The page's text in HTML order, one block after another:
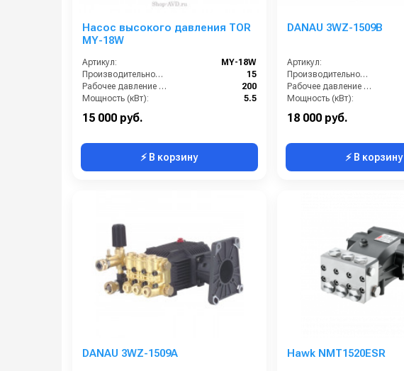
Насос высокого давления TOR
MY-18W
Артикул:
MY-18W
Производительность (л/мин):
15
Рабочее давление (бар):
200
Мощность (кВт):
5.5
15 000 руб.
⚡ В корзину
DANAU 3WZ-1509B
Артикул:
Производительность (л/ч):
Рабочее давление (бар):
Мощность (кВт):
18 000 руб.
⚡ В корзину
DANAU 3WZ-1509A Hawk NMT1520ESR